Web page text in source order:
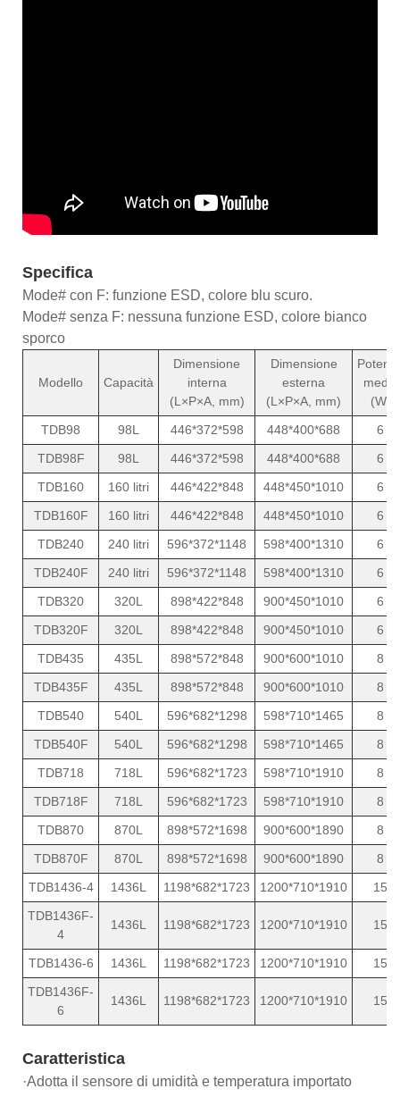
Specifica
Mode# con F: funzione ESD, colore blu scuro.
Mode# senza F: nessuna funzione ESD, colore bianco
sporco
Modello Capacità
Dimensione
interna
(L×P×A, mm)
Dimensione
esterna
(L×P×A, mm)
media
(W)
TDB98
98L 446*372*598 448*400*688
6
TDB98F
98L 446*372*598 448*400*688
6
TDB160
160 litri 446*422*848 448*450*1010
6
TDB160F
160 litri 446*422*848 448*450*1010
6
TDB240
240 litri 596*372*1148 598*400*1310
6
TDB240F
240 litri 596*372*1148 598*400*1310
6
TDB320
320L 898*422*848 900*450*1010
6
TDB320F
320L 898*422*848 900*450*1010
6
TDB435
435L 898*572*848 900*600*1010
8
TDB435F
435L 898*572*848 900*600*1010
8
TDB540
540L 596*682*1298 598*710*1465
8
TDB540F
540L 596*682*1298 598*710*1465
8
TDB718
718L 596*682*1723 598*710*1910
8
TDB718F
718L 596*682*1723 598*710*1910
8
TDB870
870L 898*572*1698 900*600*1890
8
TDB870F
870L 898*572*1698 900*600*1890
8
TDB1436-4
1436L 1198*682*1723 1200*710*1910
15
TDB1436F-
4
1436L 1198*682*1723 1200*710*1910 15
TDB1436-6 1436L 1198*682*1723 1200*710*1910
15
TDB1436F-
6
1436L 1198*682*1723 1200*710*1910 15
Caratteristica
·Adotta il sensore di umidità e temperatura importato